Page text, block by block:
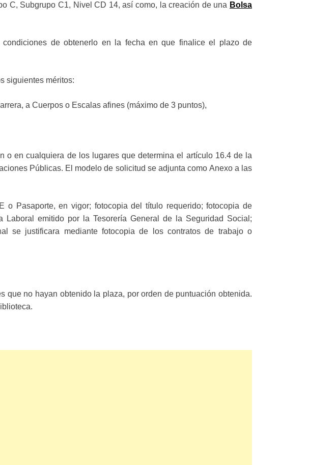
C, Subgrupo C1, Nivel CD 14, así como, la creación de una Bolsa
de obtenerlo en la fecha en que finalice el plazo de
siguientes méritos:
a Cuerpos o Escalas afines (máximo de 3 puntos),
o en cualquiera de los lugares que determina el artículo 16.4 de la
Públicas. El modelo de solicitud se adjunta como Anexo a las
Pasaporte, en vigor; fotocopia del título requerido; fotocopia de
emitido por la Tesorería General de la Seguridad Social;
se justificara mediante fotocopia de los contratos de trabajo o
que no hayan obtenido la plaza, por orden de puntuación obtenida.